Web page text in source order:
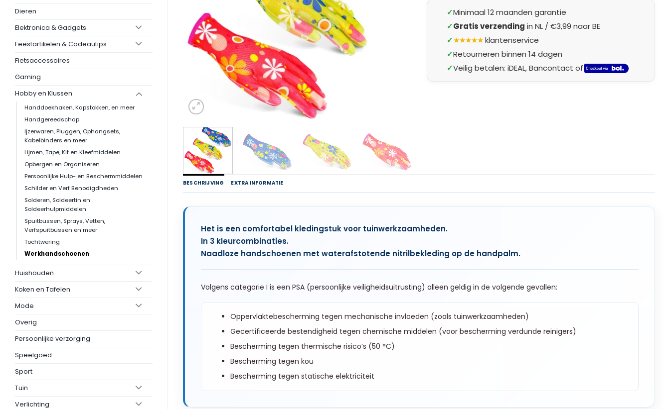
Dieren
Elektronica & Gadgets
Feestartikelen & Cadeautips
Fietsaccessoires
Gaming
Hobby en Klussen
Handdoekhaken, Kapstokken, en meer
Handgereedschap
Ijzerwaren, Pluggen, Ophangsets,
Kabelbinders en meer
Lijmen, Tape, Kit en Kleefmiddelen
Opbergen en Organiseren
Persoonlijke Hulp- en Beschermmiddelen
Schilder en Verf Benodigdheden
Solderen, Soldeertin en
Soldeerhulpmiddelen
Spuitbussen, Sprays, Vetten,
Verfspuitbussen en meer
Tochtwering
Werkhandschoenen
Huishouden
Koken en Tafelen
Mode
Overig
Persoonlijke verzorging
Speelgoed
Sport
Tuin
Verlichting
✓Minimaal 12 maanden garantie
✓Gratis verzending in NL / €3,99 naar BE
✓★★★★★klantenservice
✓Retourneren binnen 14 dagen
✓Veilig betalen: iDEAL, Bancontact of
BESCHRIJVING EXTRA INFORMATIE
Het is een comfortabel kledingstuk voor tuinwerkzaamheden.
In 3 kleurcombinaties.
Naadloze handschoenen met waterafstotende nitrilbekleding op de handpalm.
Volgens categorie I is een PSA (persoonlijke veiligheidsuitrusting) alleen geldig in de volgende gevallen:
Oppervlaktebescherming tegen mechanische invloeden (zoals tuinwerkzaamheden)
Gecertificeerde bestendigheid tegen chemische middelen (voor bescherming verdunde reinigers)
Bescherming tegen thermische risico’s (50 °C)
Bescherming tegen kou
Bescherming tegen statische elektriciteit